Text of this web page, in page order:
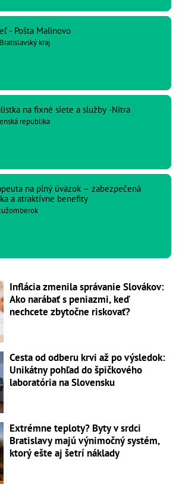
- Pošta Malinovo
kraj
Špecialista/ špecialistka na fixné siete a služby -Nitra
republika
na plný úväzok – zabezpečená
a atraktívne benefity
Inflácia zmenila správanie Slovákov:
Ako narábať s peniazmi, keď
nechcete zbytočne riskovať?
Cesta od odberu krvi až po výsledok:
Unikátny pohľad do špičkového
laboratória na Slovensku
Extrémne teploty? Byty v srdci
Bratislavy majú výnimočný systém,
ktorý ešte aj šetrí náklady